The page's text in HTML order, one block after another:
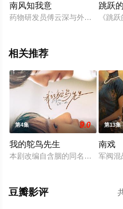
南风知我意
药物研发员傅云深与外科医生朱
跳跃
《跳
相关推荐
第4集 9.0
我的鸵鸟先生
本剧改编自含胭的同名小说，讲
第13集
南戏
军阀混
豆瓣影评